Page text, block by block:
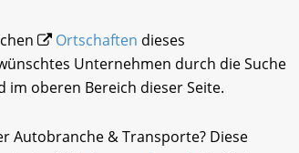
Ortschaften dieses
Unternehmen durch die Suche
im oberen Bereich dieser Seite.
Autobranche & Transporte? Diese